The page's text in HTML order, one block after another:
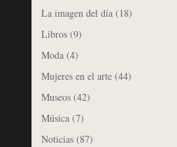
La imagen del día(18)
Libros(9)
Moda(4)
Mujeres en el arte(44)
Museos(42)
Música(7)
Noticias(87)